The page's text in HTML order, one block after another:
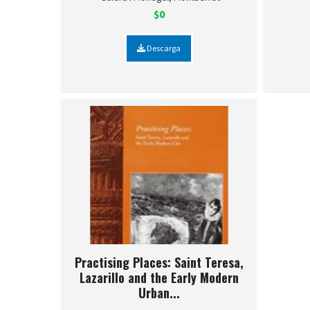
$0
Descarga
Practising Places: Saint Teresa,
Lazarillo and the Early Modern
Urban...